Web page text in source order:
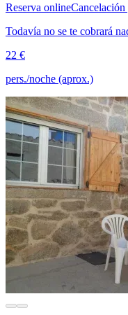
Reserva onlineCancelación
Todavía no se te cobrará
22 €
pers./noche (aprox.)